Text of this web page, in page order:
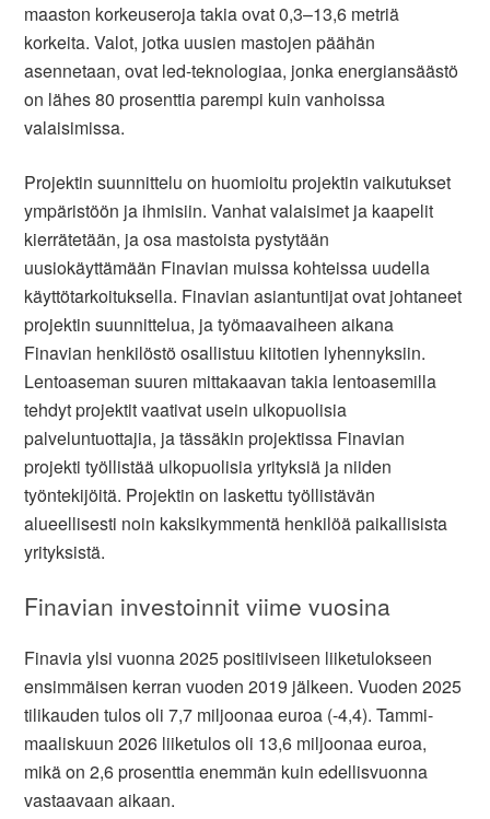
maaston korkeuseroja takia ovat 0,3–13,6 metriä
korkeita. Valot, jotka uusien mastojen päähän
asennetaan, ovat led-teknologiaa, jonka energiansäästö
on lähes 80 prosenttia parempi kuin vanhoissa
valaisimissa.
Projektin suunnittelu on huomioitu projektin vaikutukset
ympäristöön ja ihmisiin. Vanhat valaisimet ja kaapelit
kierrätetään, ja osa mastoista pystytään
uusiokäyttämään Finavian muissa kohteissa uudella
käyttötarkoituksella. Finavian asiantuntijat ovat johtaneet
projektin suunnittelua, ja työmaavaiheen aikana
Finavian henkilöstö osallistuu kiitotien lyhennyksiin.
Lentoaseman suuren mittakaavan takia lentoasemilla
tehdyt projektit vaativat usein ulkopuolisia
palveluntuottajia, ja tässäkin projektissa Finavian
projekti työllistää ulkopuolisia yrityksiä ja niiden
työntekijöitä. Projektin on laskettu työllistävän
alueellisesti noin kaksikymmentä henkilöä paikallisista
yrityksistä.
Finavian investoinnit viime vuosina
Finavia ylsi vuonna 2025 positiiviseen liiketulokseen
ensimmäisen kerran vuoden 2019 jälkeen. Vuoden 2025
tilikauden tulos oli 7,7 miljoonaa euroa (-4,4). Tammi-
maaliskuun 2026 liiketulos oli 13,6 miljoonaa euroa,
mikä on 2,6 prosenttia enemmän kuin edellisvuonna
vastaavaan aikaan.